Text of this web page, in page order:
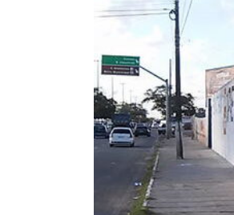
Trabalhadores
até o dia 17/8
desautorizar
contribuição assistencial
4 de agosto de 2026